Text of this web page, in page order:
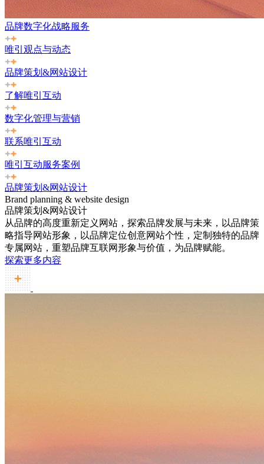
品牌数字化战略服务
唯引观点与动态
品牌策划&网站设计
了解唯引互动
数字化管理与营销
联系唯引互动
唯引互动服务案例
品牌策划&网站设计
Brand planning & website design
品牌策划&网站设计
从品牌的高度重新定义网站，探索品牌发展与未来，以品牌策
略指导网站形象，以品牌定位创意网站个性，定制独特的品牌
专属网站，重塑品牌互联网形象与价值，为品牌赋能。
探索更多内容